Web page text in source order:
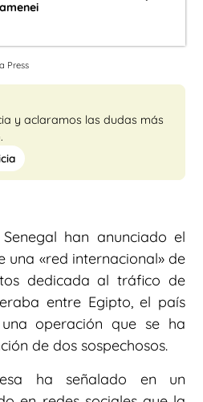
Press
y aclaramos las dudas más
han anunciado el
una «red internacional» de
dedicada al tráfico de
entre Egipto, el país
operación que se ha
de dos sospechosos.
ha señalado en un